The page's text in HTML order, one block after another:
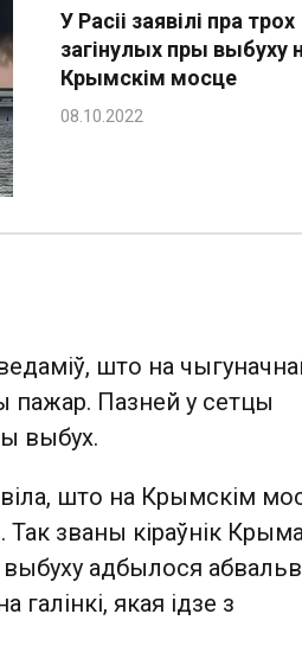
У Расіі заявілі пра трох
загінулых пры выбуху
Крымскім мосце
што на
пажар. Пазней у сетцы
выбух.
што на Крымскім
Так званы кіраўнік
выбуху адбылося
галінкі, якая ідзе з